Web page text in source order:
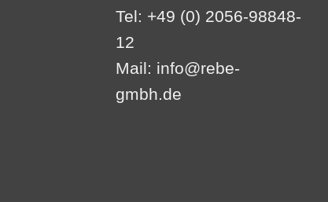
Tel: +49 (0) 2056-98848-
12
Mail: info@rebe-
gmbh.de